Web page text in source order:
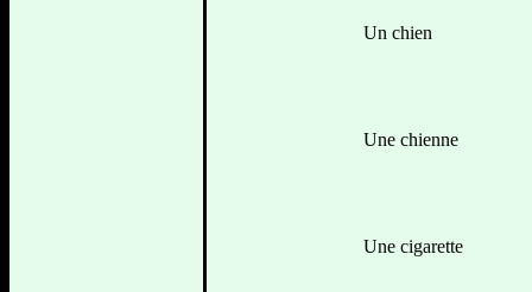
Un chien
Une chienne
Une cigarette